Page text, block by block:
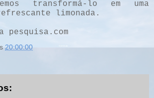
transformá-lo em uma
limonada.
pesquisa.com
20:00:00